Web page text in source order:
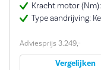
Kracht motor
Type aandrijving:
Adviesprijs 3.249,-
Vergelijken